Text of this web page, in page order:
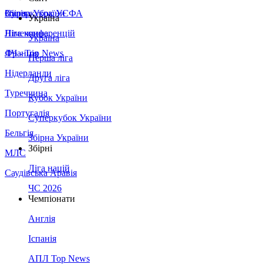
Збірна України
Італія
Німеччина
Франція
Нідерланди
Туреччина
Португалія
Бельгія
МЛС
Саудівська Аравія
Суперкубок УЄФА
Ліга конференцій
ЛЧ - Top News
Україна
Україна
Перша ліга
Друга ліга
Кубок України
Суперкубок України
Збірна України
Збірні
Ліга націй
ЧС 2026
Чемпіонати
Англія
Іспанія
АПЛ Top News